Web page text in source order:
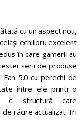
cu un aspect nou,
echilibru excelent
în care gamerii au
serii de produse
5.0 cu perechi de
între ele printr-o
o structură care
răcire actualizat Tri